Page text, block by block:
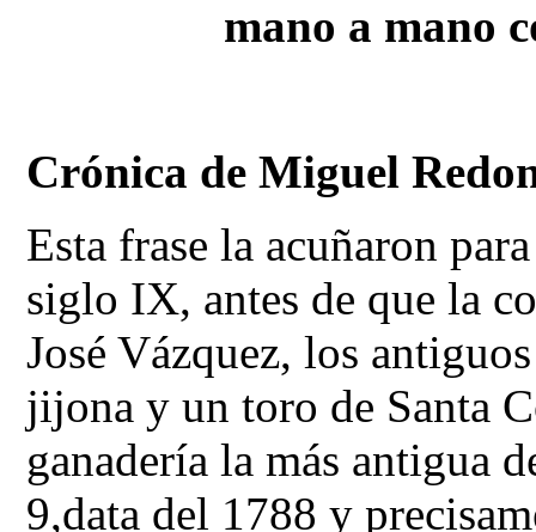
mano a mano
Crónica de Miguel
Esta frase la acuñaron
siglo IX, antes de que la
José Vázquez, los
jijona y un toro de Santa
ganadería la más antigua
9,data del 1788 y